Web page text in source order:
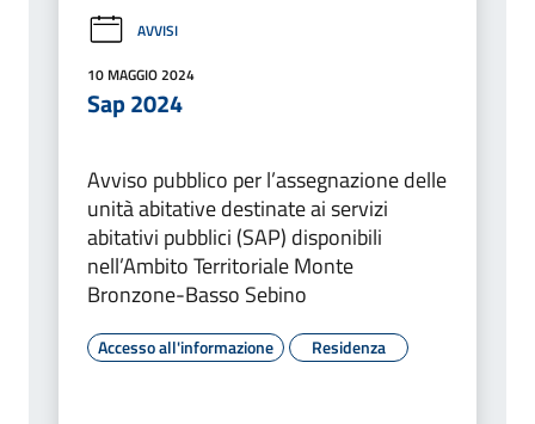
AVVISI
10 MAGGIO 2024
Sap 2024
Avviso pubblico per l’assegnazione delle
unità abitative destinate ai servizi
abitativi pubblici (SAP) disponibili
nell’Ambito Territoriale Monte
Bronzone-Basso Sebino
Accesso all'informazione Residenza